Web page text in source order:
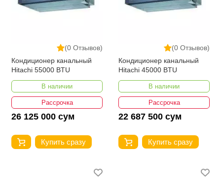
(0 Отзывов)
Кондиционер канальный
Hitachi 55000 BTU
В наличии
Рассрочка
26 125 000 сум
Купить сразу
(0 Отзывов)
Кондиционер канальный
Hitachi 45000 BTU
В наличии
Рассрочка
22 687 500 сум
Купить сразу